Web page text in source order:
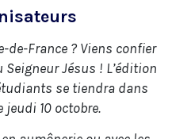
de-France ? Viens confier
Jésus ! L’édition
se tiendra dans
jeudi 10 octobre.